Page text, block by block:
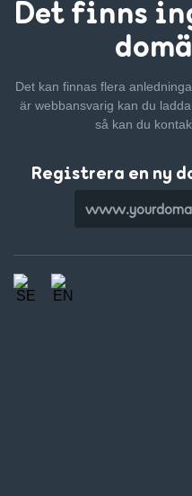
Det finns
Det kan finnas flera
är webbansvarig kan du
så kan du
Registrera en ny